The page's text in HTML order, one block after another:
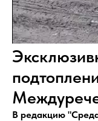
В редакцию